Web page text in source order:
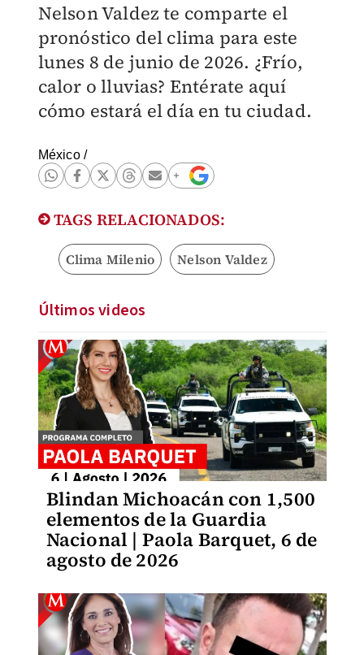
Nelson Valdez te comparte el
pronóstico del clima para este
lunes 8 de junio de 2026. ¿Frío,
calor o lluvias? Entérate aquí
cómo estará el día en tu ciudad.
México/
TAGS RELACIONADOS:
Clima Milenio Nelson Valdez
Últimos videos
Blindan Michoacán con 1,500
elementos de la Guardia
Nacional | Paola Barquet, 6 de
agosto de 2026